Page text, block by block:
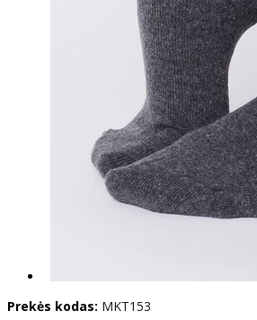
Prekės kodas: MKT153